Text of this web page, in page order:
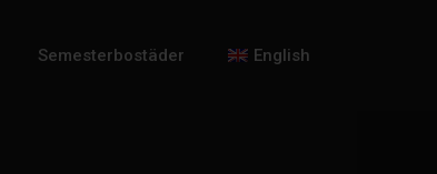
Semesterbostäder English